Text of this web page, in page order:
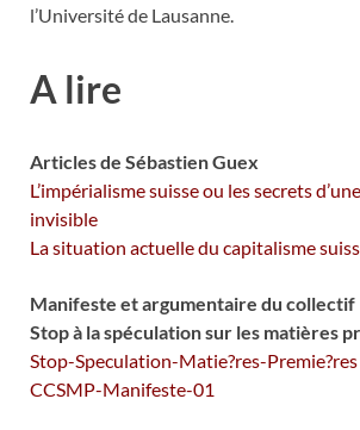
l’Université de Lausanne.
A lire
Articles de Sébastien Guex
L’impérialisme suisse ou les secrets
invisible
La situation actuelle du capitalisme
Manifeste et argumentaire du collectif
Stop à la spéculation sur les matières
Stop-Speculation-Matie?res-Premie?res
CCSMP-Manifeste-01